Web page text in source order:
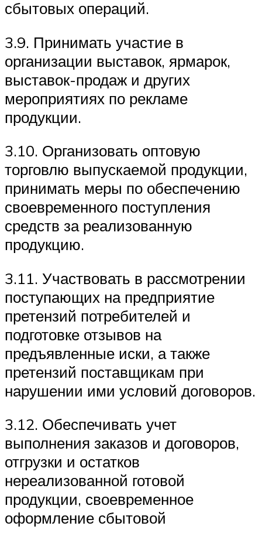
сбытовых операций.
3.9. Принимать участие в
организации выставок, ярмарок,
выставок-продаж и других
мероприятиях по рекламе
продукции.
3.10. Организовать оптовую
торговлю выпускаемой продукции,
принимать меры по обеспечению
своевременного поступления
средств за реализованную
продукцию.
3.11. Участвовать в рассмотрении
поступающих на предприятие
претензий потребителей и
подготовке отзывов на
предъявленные иски, а также
претензий поставщикам при
нарушении ими условий договоров.
3.12. Обеспечивать учет
выполнения заказов и договоров,
отгрузки и остатков
нереализованной готовой
продукции, своевременное
оформление сбытовой